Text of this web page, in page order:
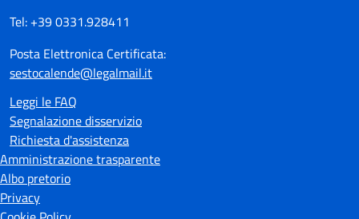
Tel: +39 0331.928411
Posta Elettronica Certificata:
sestocalende@legalmail.it
Leggi le FAQ
Segnalazione disservizio
Richiesta d'assistenza
Amministrazione trasparente
Albo pretorio
Privacy